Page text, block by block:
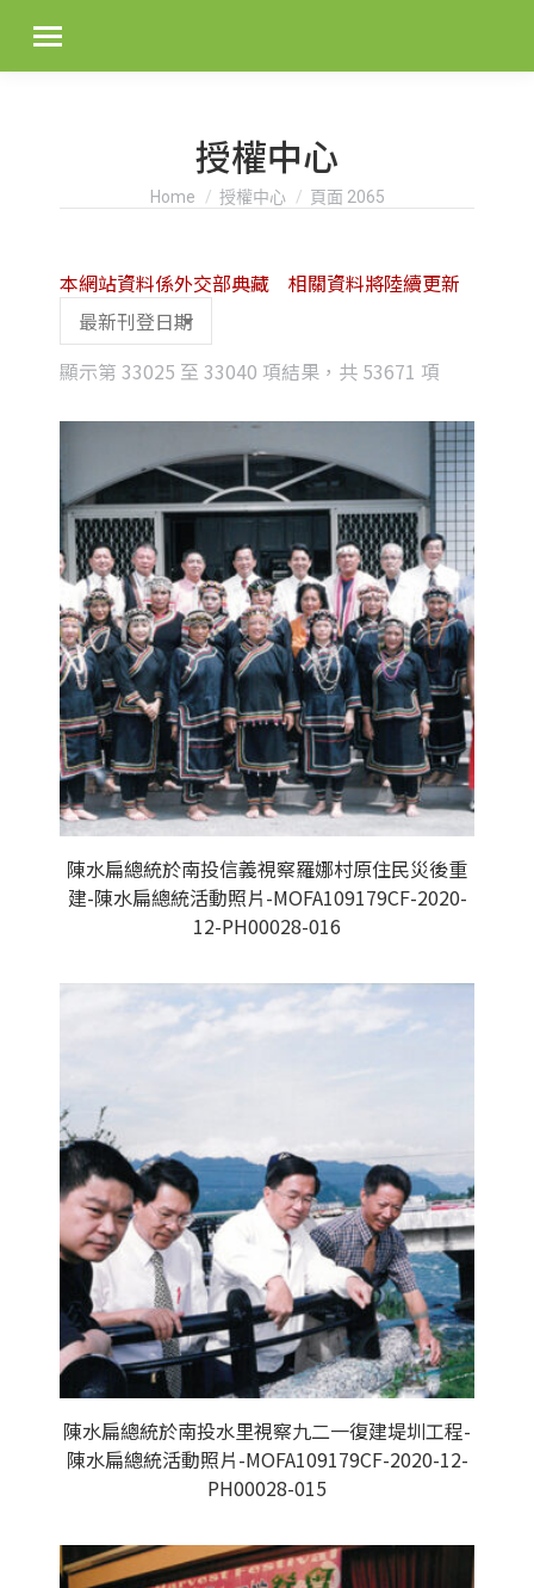
授權中心
You are here:
Home 授權中心 頁面 2065
顯示第 33025 至 33040 項結果，共 53671 項
latest
本網站資料係外交部典藏 相關資料將陸續更新
陳水扁總統於南投信義視察羅娜村原住民災後重
建-陳水扁總統活動照片-MOFA109179CF-2020-
12-PH00028-016
陳水扁總統於南投水里視察九二一復建堤圳工程-
陳水扁總統活動照片-MOFA109179CF-2020-12-
PH00028-015